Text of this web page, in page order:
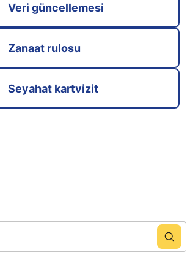
Veri güncellemesi
Zanaat rulosu
Seyahat kartvizit